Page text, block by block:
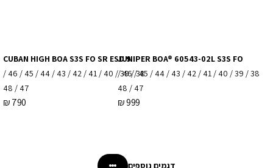
JUNIPER BOA® 60543-02L S3S FO
38 / 39 / 40 / 41 / 42 / 43 / 44 / 45 / 46 /
47 / 48
999
₪
CUBAN HIGH BOA S3S FO SR ESD 9
38 / 39 / 40 / 41 / 42 / 43 / 44 / 45 / 46 /
47 / 48
790
₪
דגמים נוספים